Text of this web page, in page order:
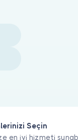
Seçin
en iyi hizmeti